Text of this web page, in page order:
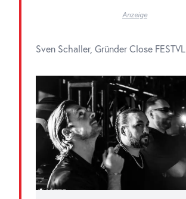
Anzeige
Sven Schaller, Gründer Close FESTVL